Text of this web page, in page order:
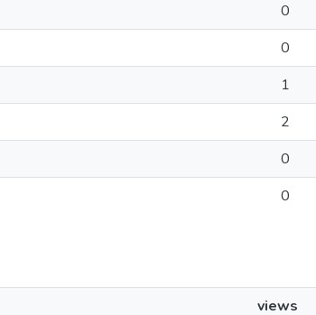
0
0
1
2
0
0
views